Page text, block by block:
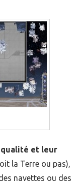
qualité et leur
la Terre ou pas),
navettes ou des